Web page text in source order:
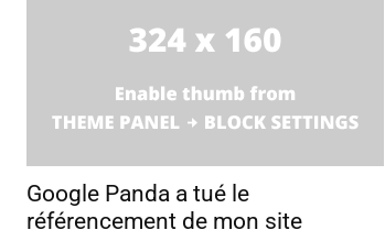
Google Panda a tué le
référencement de mon site